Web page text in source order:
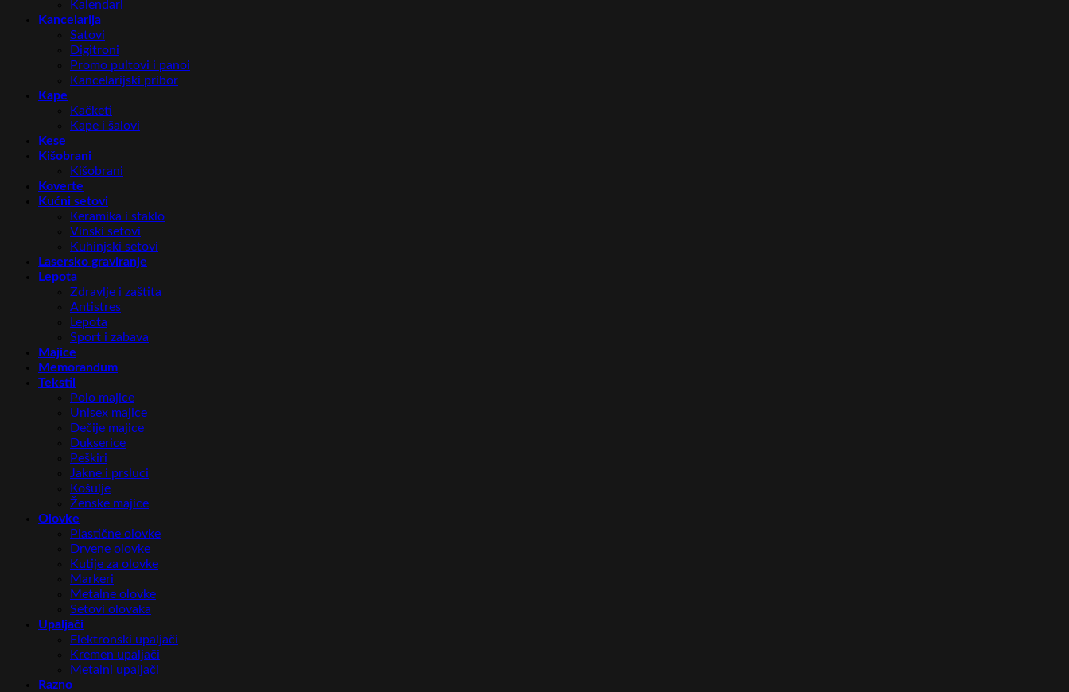
Kalendari
Kancelarija
Satovi
Digitroni
Promo pultovi i panoi
Kancelarijski pribor
Kape
Kačketi
Kape i šalovi
Kese
Kišobrani
Kišobrani
Koverte
Kućni setovi
Keramika i staklo
Vinski setovi
Kuhinjski setovi
Lasersko graviranje
Lepota
Zdravlje i zaštita
Antistres
Lepota
Sport i zabava
Majice
Memorandum
Tekstil
Polo majice
Unisex majice
Dečije majice
Dukserice
Peškiri
Jakne i prsluci
Košulje
Ženske majice
Olovke
Plastične olovke
Drvene olovke
Kutije za olovke
Markeri
Metalne olovke
Setovi olovaka
Upaljači
Elektronski upaljači
Kremen upaljači
Metalni upaljači
Razno